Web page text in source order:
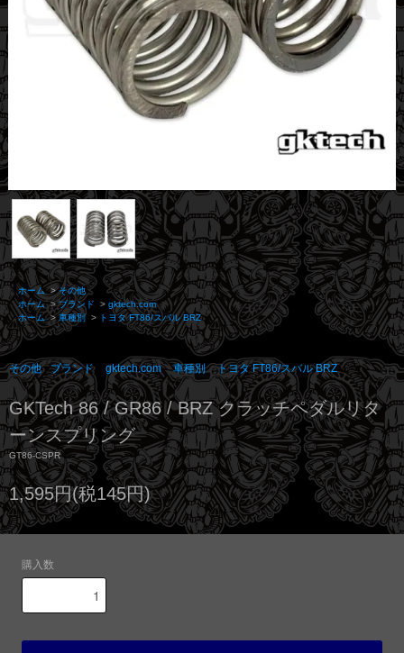
ホーム >その他
ホーム >ブランド > gktech.com
ホーム >車種別 > トヨタ FT86/スバル BRZ
その他 ブランド gktech.com 車種別 トヨタ FT86/スバル BRZ
GKTech 86 / GR86 / BRZ クラッチペダルリタ
ーンスプリング
GT86-CSPR
1,595円(税145円)
購入数